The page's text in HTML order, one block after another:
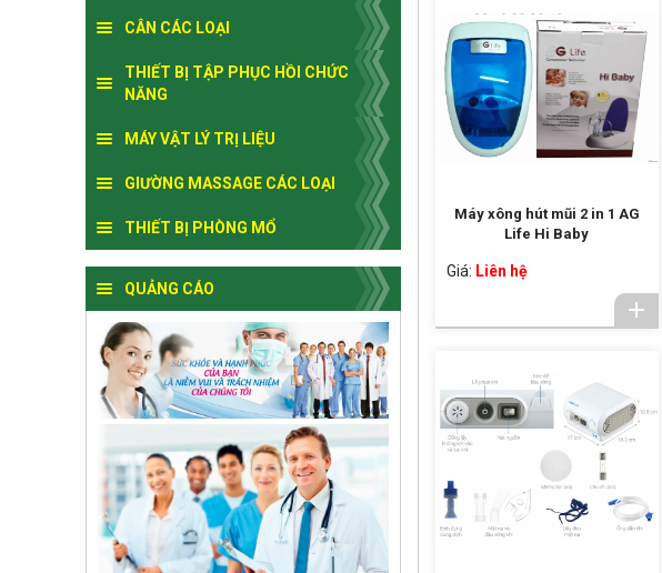
CÂN CÁC LOẠI
THIẾT BỊ TẬP PHỤC HỒI CHỨC
NĂNG
MÁY VẬT LÝ TRỊ LIỆU
GIƯỜNG MASSAGE CÁC LOẠI
THIẾT BỊ PHÒNG MỔ
QUẢNG CÁO
Máy xông hút mũi 2 in 1 AG
Life Hi Baby
Giá: Liên hệ